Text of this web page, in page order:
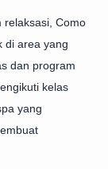
relaksasi, Como
di area yang
dan program
kelas
yang